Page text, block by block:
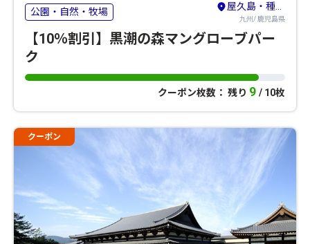
公園・自然・牧場 屋久島・種子島・奄美群島
九州/ 鹿児島県
【10％割引】黒潮の森マングローブパー
ク
クーポン枚数： 残り 9 / 10枚
クーポン